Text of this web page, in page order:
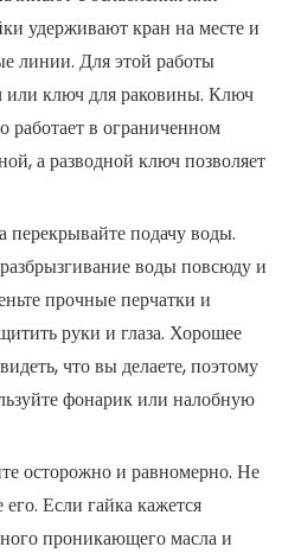
удерживают кран на месте и
линии. Для этой работы
или ключ для раковины. Ключ
работает в ограниченном
а разводной ключ позволяет
перекрывайте подачу воды.
воды повсюду и
прочные перчатки и
руки и глаза. Хорошее
что вы делаете, поэтому
фонарик или налобную
осторожно и равномерно. Не
его. Если гайка кажется
проникающего масла и